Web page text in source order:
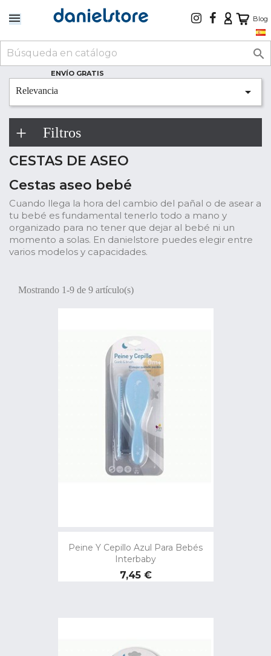
Blog

ENVÍO GRATIS
Relevancia 
Filtros
CESTAS DE ASEO
Cestas aseo bebé
Cuando llega la hora del cambio del pañal o de asear a
tu bebé es fundamental tenerlo todo a mano y
organizado para no tener que dejar al bebé ni un
momento a solas. En danielstore puedes elegir entre
varios modelos y capacidades.
Mostrando 1-9 de 9 artículo(s)
Peine Y Cepillo Azul Para Bebés
Interbaby
Precio
7,45 €